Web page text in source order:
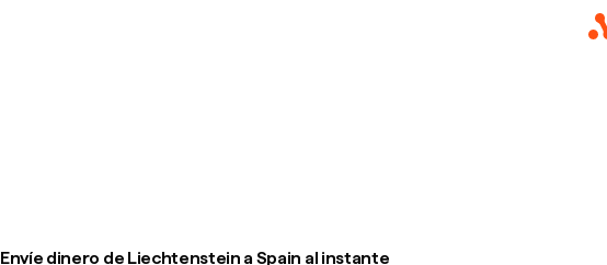
Envíe dinero de Liechtenstein a Spain al instante